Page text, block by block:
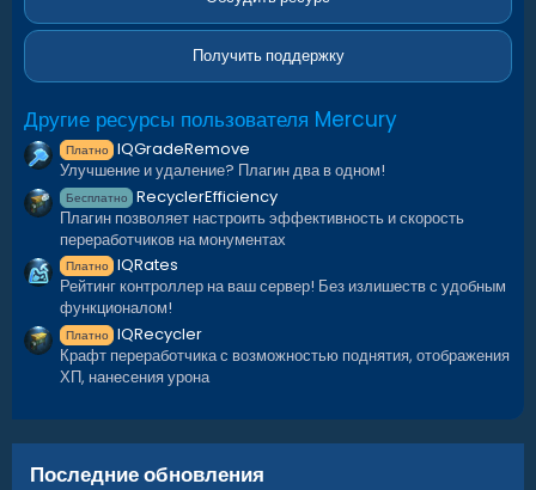
Все детали — в блоке«Команды».
Отображение на G-Map :
Выброшенные контейнеры можно подсветить на G-Map
Для каждого типа контейнера можно настроить
отдельный маркер:
например, разные размеры или цвета для контейнеров на
берегу и на воде.
Это помогает направлять игроков к событиям!
Уведомление в чат :
При респавне контейнеров - в чат будет отправляться
уведомление, которое можно настроить в языковых
файлах
ё
з
Получить поддержку
Другие ресурсы пользователя Mercury
Платно IQGradeRemove
Улучшение и удаление? Плагин два в одном!
Бесплатно RecyclerEfficiency
Плагин позволяет настроить эффективность и скорость
переработчиков на монументах
Платно IQRates
Рейтинг контроллер на ваш сервер! Без излишеств с удобным
функционалом!
Платно IQRecycler
Крафт переработчика с возможностью поднятия, отображения
ХП, нанесения урона
Последние обновления